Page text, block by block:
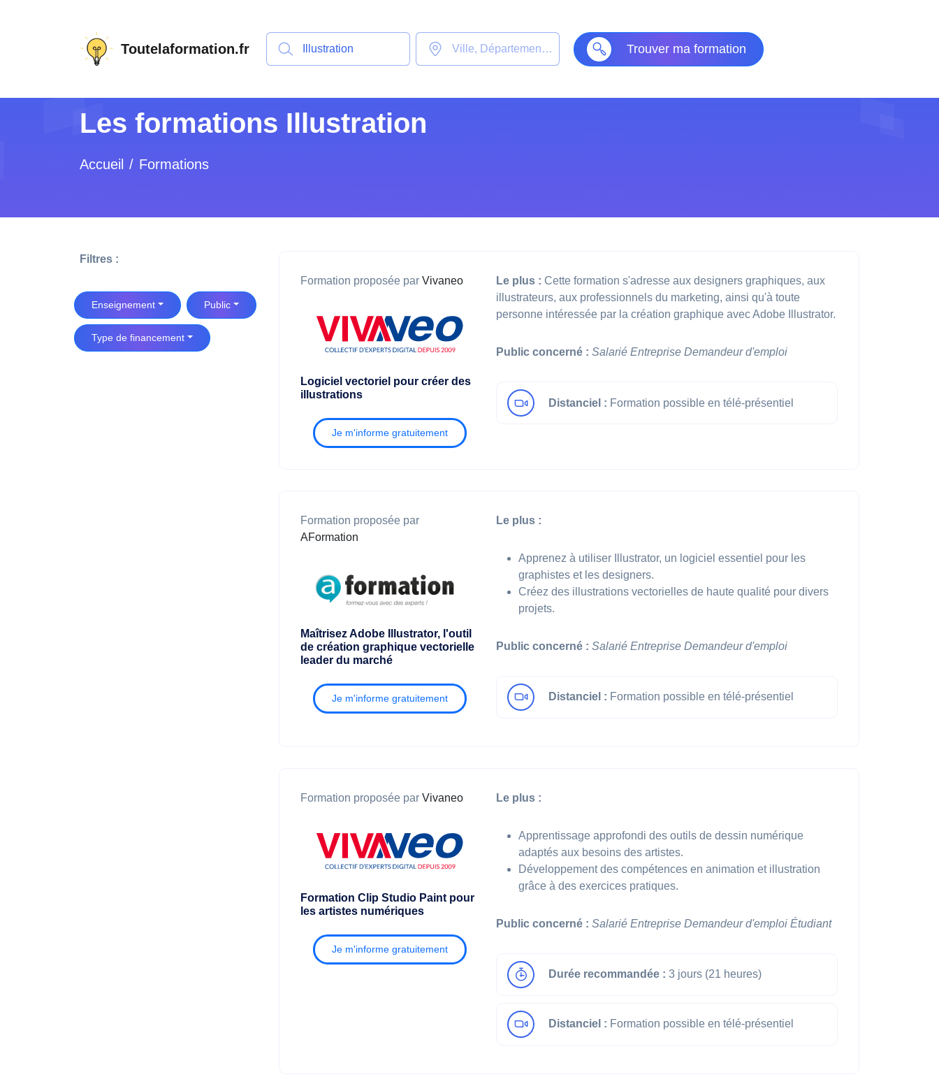
Toutelaformation.fr Trouver ma formation
Les formations Illustration
Accueil Formations
Formation proposée par Vivaneo
Logiciel vectoriel pour créer des
illustrations
Je m'informe gratuitement
Le plus : Cette formation s'adresse aux designers graphiques, aux
illustrateurs, aux professionnels du marketing, ainsi qu'à toute
personne intéressée par la création graphique avec Adobe Illustrator.
Public concerné : Salarié Entreprise Demandeur d'emploi
Distanciel : Formation possible en télé-présentiel
Formation proposée par
AFormation
Maîtrisez Adobe Illustrator, l'outil
de création graphique vectorielle
leader du marché
Je m'informe gratuitement
Le plus :
Apprenez à utiliser Illustrator, un logiciel essentiel pour les
graphistes et les designers.
Créez des illustrations vectorielles de haute qualité pour divers
projets.
Public concerné : Salarié Entreprise Demandeur d'emploi
Distanciel : Formation possible en télé-présentiel
Formation proposée par Vivaneo
Formation Clip Studio Paint pour
les artistes numériques
Je m'informe gratuitement
Le plus :
Apprentissage approfondi des outils de dessin numérique
adaptés aux besoins des artistes.
Développement des compétences en animation et illustration
grâce à des exercices pratiques.
Public concerné : Salarié Entreprise Demandeur d'emploi Étudiant
Durée recommandée : 3 jours (21 heures)
Distanciel : Formation possible en télé-présentiel
Filtres :
Enseignement Public
Type de financement